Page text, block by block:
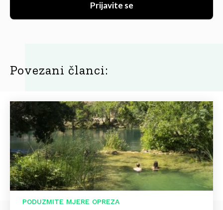
Prijavite se
Povezani članci:
PODUZMITE MJERE OPREZA